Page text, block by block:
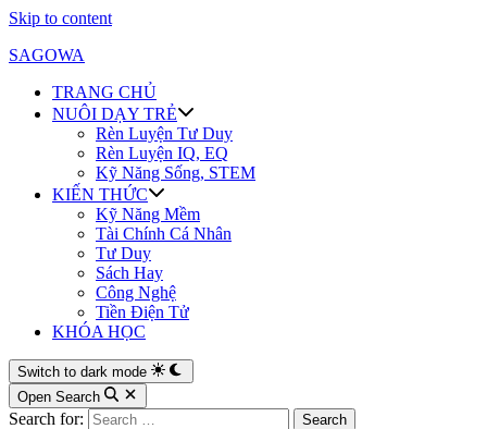
Skip to content
SAGOWA
TRANG CHỦ
NUÔI DẠY TRẺ
Rèn Luyện Tư Duy
Rèn Luyện IQ, EQ
Kỹ Năng Sống, STEM
KIẾN THỨC
Kỹ Năng Mềm
Tài Chính Cá Nhân
Tư Duy
Sách Hay
Công Nghệ
Tiền Điện Tử
KHÓA HỌC
Switch to dark mode
Open Search
Search for: